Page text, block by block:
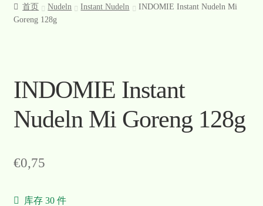
首页 Nudeln Instant Nudeln
INDOMIE Instant Nudeln Mi
Goreng 128g
INDOMIE Instant
Nudeln Mi Goreng 128g
€0,75
库存 30 件